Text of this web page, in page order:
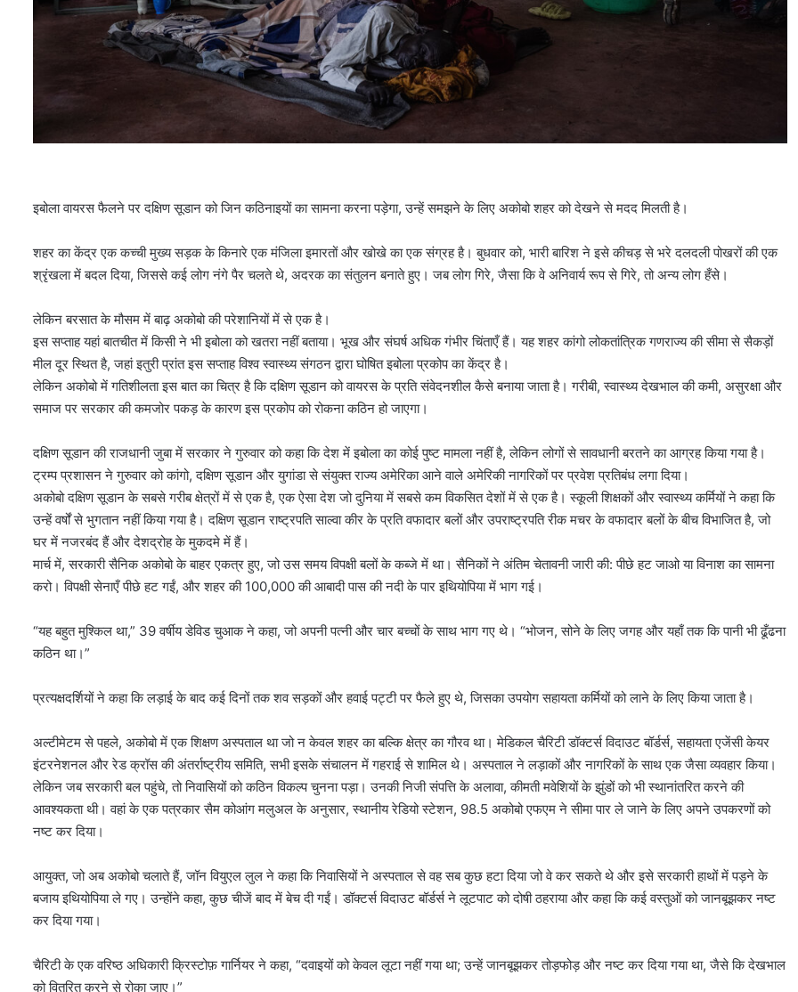
इबोला वायरस फैलने पर दक्षिण सूडान को जिन कठिनाइयों का सामना करना पड़ेगा, उन्हें समझने के लिए अकोबो शहर को देखने से मदद मिलती है।
शहर का केंद्र एक कच्ची मुख्य सड़क के किनारे एक मंजिला इमारतों और खोखे का एक संग्रह है। बुधवार को, भारी बारिश ने इसे कीचड़ से भरे दलदली पोखरों की एक
श्रृंखला में बदल दिया, जिससे कई लोग नंगे पैर चलते थे, अदरक का संतुलन बनाते हुए। जब लोग गिरे, जैसा कि वे अनिवार्य रूप से गिरे, तो अन्य लोग हँसे।
लेकिन बरसात के मौसम में बाढ़ अकोबो की परेशानियों में से एक है।
इस सप्ताह यहां बातचीत में किसी ने भी इबोला को खतरा नहीं बताया। भूख और संघर्ष अधिक गंभीर चिंताएँ हैं। यह शहर कांगो लोकतांत्रिक गणराज्य की सीमा से सैकड़ों
मील दूर स्थित है, जहां इतुरी प्रांत इस सप्ताह विश्व स्वास्थ्य संगठन द्वारा घोषित इबोला प्रकोप का केंद्र है।
लेकिन अकोबो में गतिशीलता इस बात का चित्र है कि दक्षिण सूडान को वायरस के प्रति संवेदनशील कैसे बनाया जाता है। गरीबी, स्वास्थ्य देखभाल की कमी, असुरक्षा और
समाज पर सरकार की कमजोर पकड़ के कारण इस प्रकोप को रोकना कठिन हो जाएगा।
दक्षिण सूडान की राजधानी जुबा में सरकार ने गुरुवार को कहा कि देश में इबोला का कोई पुष्ट मामला नहीं है, लेकिन लोगों से सावधानी बरतने का आग्रह किया गया है।
ट्रम्प प्रशासन ने गुरुवार को कांगो, दक्षिण सूडान और युगांडा से संयुक्त राज्य अमेरिका आने वाले अमेरिकी नागरिकों पर प्रवेश प्रतिबंध लगा दिया।
अकोबो दक्षिण सूडान के सबसे गरीब क्षेत्रों में से एक है, एक ऐसा देश जो दुनिया में सबसे कम विकसित देशों में से एक है। स्कूली शिक्षकों और स्वास्थ्य कर्मियों ने कहा कि
उन्हें वर्षों से भुगतान नहीं किया गया है। दक्षिण सूडान राष्ट्रपति साल्वा कीर के प्रति वफादार बलों और उपराष्ट्रपति रीक मचर के वफादार बलों के बीच विभाजित है, जो
घर में नजरबंद हैं और देशद्रोह के मुकदमे में हैं।
मार्च में, सरकारी सैनिक अकोबो के बाहर एकत्र हुए, जो उस समय विपक्षी बलों के कब्जे में था। सैनिकों ने अंतिम चेतावनी जारी की: पीछे हट जाओ या विनाश का सामना
करो। विपक्षी सेनाएँ पीछे हट गईं, और शहर की 100,000 की आबादी पास की नदी के पार इथियोपिया में भाग गई।
“यह बहुत मुश्किल था,” 39 वर्षीय डेविड चुआक ने कहा, जो अपनी पत्नी और चार बच्चों के साथ भाग गए थे। “भोजन, सोने के लिए जगह और यहाँ तक कि पानी भी ढूँढना
कठिन था।”
प्रत्यक्षदर्शियों ने कहा कि लड़ाई के बाद कई दिनों तक शव सड़कों और हवाई पट्टी पर फैले हुए थे, जिसका उपयोग सहायता कर्मियों को लाने के लिए किया जाता है।
अल्टीमेटम से पहले, अकोबो में एक शिक्षण अस्पताल था जो न केवल शहर का बल्कि क्षेत्र का गौरव था। मेडिकल चैरिटी डॉक्टर्स विदाउट बॉर्डर्स, सहायता एजेंसी केयर
इंटरनेशनल और रेड क्रॉस की अंतर्राष्ट्रीय समिति, सभी इसके संचालन में गहराई से शामिल थे। अस्पताल ने लड़ाकों और नागरिकों के साथ एक जैसा व्यवहार किया।
लेकिन जब सरकारी बल पहुंचे, तो निवासियों को कठिन विकल्प चुनना पड़ा। उनकी निजी संपत्ति के अलावा, कीमती मवेशियों के झुंडों को भी स्थानांतरित करने की
आवश्यकता थी। वहां के एक पत्रकार सैम कोआंग मलुअल के अनुसार, स्थानीय रेडियो स्टेशन, 98.5 अकोबो एफएम ने सीमा पार ले जाने के लिए अपने उपकरणों को
नष्ट कर दिया।
आयुक्त, जो अब अकोबो चलाते हैं, जॉन वियुएल लुल ने कहा कि निवासियों ने अस्पताल से वह सब कुछ हटा दिया जो वे कर सकते थे और इसे सरकारी हाथों में पड़ने के
बजाय इथियोपिया ले गए। उन्होंने कहा, कुछ चीजें बाद में बेच दी गईं। डॉक्टर्स विदाउट बॉर्डर्स ने लूटपाट को दोषी ठहराया और कहा कि कई वस्तुओं को जानबूझकर नष्ट
कर दिया गया।
चैरिटी के एक वरिष्ठ अधिकारी क्रिस्टोफ़ गार्नियर ने कहा, “दवाइयों को केवल लूटा नहीं गया था; उन्हें जानबूझकर तोड़फोड़ और नष्ट कर दिया गया था, जैसे कि देखभाल
को वितरित करने से रोका जाए।”